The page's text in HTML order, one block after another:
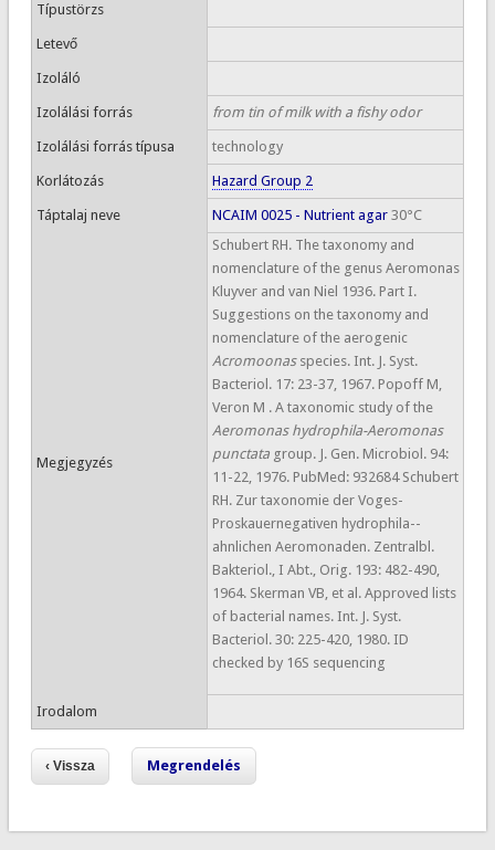
Típustörzs
Letevő
Izoláló
Izolálási forrás from tin of milk with a fishy odor
Izolálási forrás típusa technology
Korlátozás Hazard Group 2
Táptalaj neve NCAIM 0025 - Nutrient agar30°C
Megjegyzés
Schubert RH. The taxonomy and
nomenclature of the genus Aeromonas
Kluyver and van Niel 1936. Part I.
Suggestions on the taxonomy and
nomenclature of the aerogenic
Acromoonasspecies. Int. J. Syst.
Bacteriol. 17: 23-37, 1967. Popoff M,
Veron M . A taxonomic study of the
Aeromonas hydrophila-Aeromonas
punctata group. J. Gen. Microbiol. 94:
11-22, 1976. PubMed: 932684 Schubert
RH. Zur taxonomie der Voges-
Proskauernegativen hydrophila--
ahnlichen Aeromonaden. Zentralbl.
Bakteriol., I Abt., Orig. 193: 482-490,
1964. Skerman VB, et al. Approved lists
of bacterial names. Int. J. Syst.
Bacteriol. 30: 225-420, 1980. ID
checked by 16S sequencing
Irodalom
Megrendelés